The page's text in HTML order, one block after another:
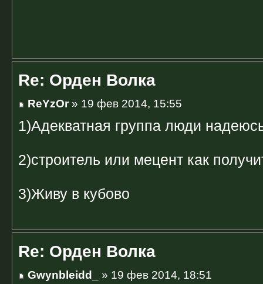
Re: Орден Волка
ReYzOr» 19 фев 2014, 15:55
1)Адекватная группа люди
2)строитель или мецент как
3)Живу в кубово
Re: Орден Волка
Gwynbleidd_ » 19 фев 2014, 18:51